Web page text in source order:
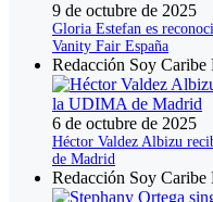
9 de octubre de 2025
Gloria Estefan es
Vanity Fair España
Redacción Soy Caribe
6 de octubre de 2025
Héctor Valdez Albizu
de Madrid
Redacción Soy Caribe